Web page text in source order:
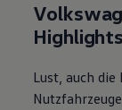
Highlights
Lust, auch